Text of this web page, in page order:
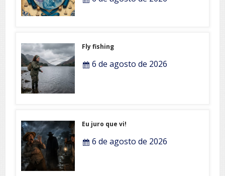
Fly fishing
6 de agosto de 2026
Eu juro que vi!
6 de agosto de 2026